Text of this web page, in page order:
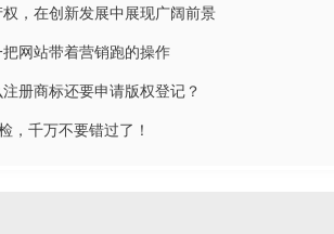
，在创新发展中展现广阔前景
网站带着营销跑的操作
册商标还要申请版权登记？
，千万不要错过了！